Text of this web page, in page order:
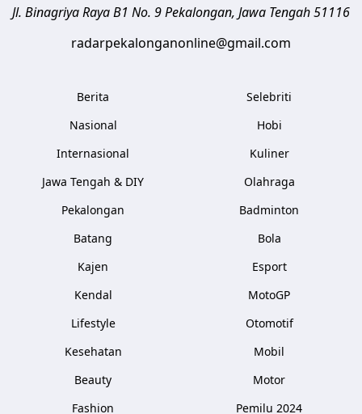
Jl. Binagriya Raya B1 No. 9Pekalongan, Jawa Tengah51116
radarpekalonganonline@gmail.com
Berita
Nasional
Internasional
Jawa Tengah & DIY
Pekalongan
Batang
Kajen
Kendal
Lifestyle
Kesehatan
Beauty
Fashion
Selebriti
Hobi
Kuliner
Olahraga
Badminton
Bola
Esport
MotoGP
Otomotif
Mobil
Motor
Pemilu 2024